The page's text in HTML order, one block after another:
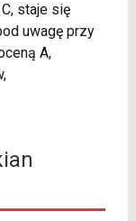
staje się
uwagę przy
A,